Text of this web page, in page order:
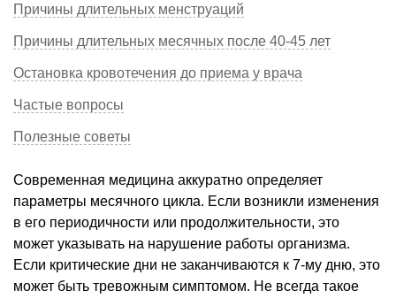
Причины длительных менструаций
Причины длительных месячных после 40-45 лет
Остановка кровотечения до приема у врача
Частые вопросы
Полезные советы
Современная медицина аккуратно определяет
параметры месячного цикла. Если возникли изменения
в его периодичности или продолжительности, это
может указывать на нарушение работы организма.
Если критические дни не заканчиваются к 7-му дню, это
может быть тревожным симптомом. Не всегда такое